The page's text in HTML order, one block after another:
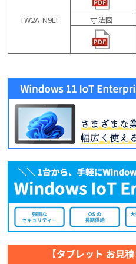
TW2A-N9LT 寸法図
【タブレット お見